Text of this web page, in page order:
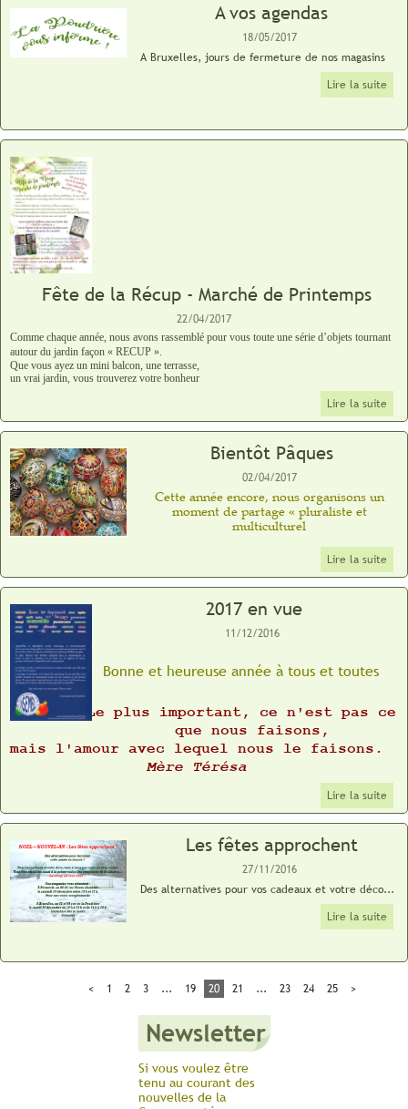
A vos agendas
18/05/2017
A Bruxelles, jours de fermeture de nos magasins
Lire la suite
Fête de la Récup - Marché de Printemps
22/04/2017
Comme chaque année, nous avons rassemblé pour vous toute une série d’objets tournant
autour du jardin façon « RECUP ».
Que vous ayez un mini balcon, une terrasse,
un vrai jardin, vous trouverez votre bonheur
Lire la suite
Bientôt Pâques
02/04/2017
Cette année encore, nous organisons un
moment de partage « pluraliste et
multiculturel
Lire la suite
2017 en vue
11/12/2016
Bonne et heureuse année à tous et toutes
Le plus important, ce n'est pas ce
que nous faisons,
mais l'amour avec lequel nous le faisons .
Mère Térésa
Lire la suite
Les fêtes approchent
27/11/2016
Des alternatives pour vos cadeaux et votre déco...
Lire la suite
< 1 2 3 ... 19 20 21 ... 23 24 25 >
Newsletter
Si vous voulez être
tenu au courant des
nouvelles de la